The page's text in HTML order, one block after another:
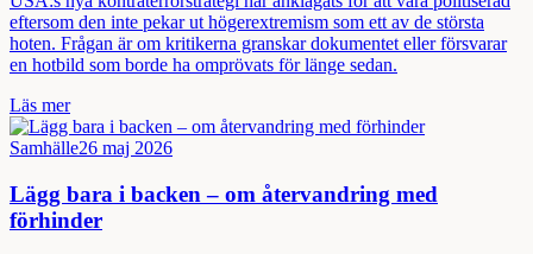
eftersom den inte pekar ut högerextremism som ett av de största
hoten. Frågan är om kritikerna granskar dokumentet eller försvarar
en hotbild som borde ha omprövats för länge sedan.
Läs mer
Samhälle26 maj 2026
Lägg bara i backen – om återvandring med
förhinder